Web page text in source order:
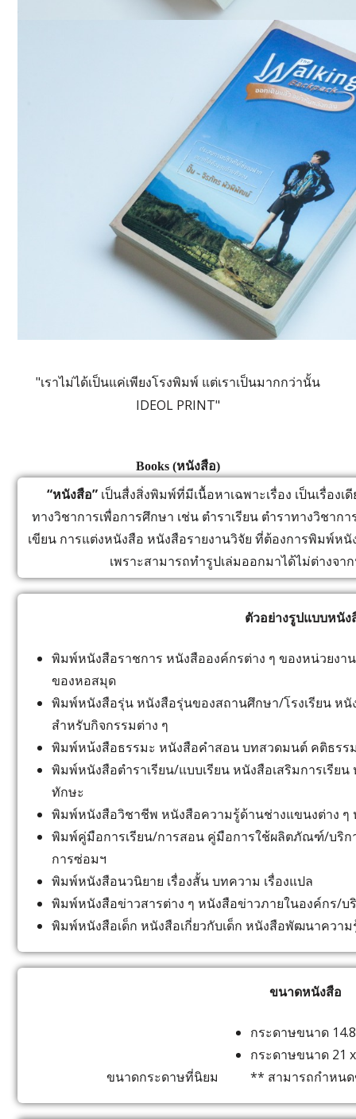
"เราไม่ได้เป็นแค่เพียงโรงพิมพ์ แต่เราเป็นมากกว่านั้น
IDEOL PRINT"
Books (หนังสือ)
“หนังสือ”เป็นสื่งสิ่งพิมพ์ที่มีเนื้อหาเฉพาะเรื่อง เป็นเรื่อง
ทางวิชาการเพื่อการศึกษา เช่น ตำราเรียน ตำราทางวิชาก
เขียน การแต่งหนังสือ หนังสือรายงานวิจัย ที่ต้องการพิมพ์หนั
เพราะสามารถทำรูปเล่มออกมาได้ไม่ต่างจ
ตัวอย่างรูปแบบหนัง
พิมพ์หนังสือราชการ หนังสือองค์กรต่าง ๆ ของหน่วยง
ของหอสมุด
พิมพ์หนังสือรุ่น หนังสือรุ่นของสถานศึกษา/โรงเรียน ห
สำหรับกิจกรรมต่าง ๆ
พิมพ์หน้งสือธรรมะ หนังสือคำสอน บทสวดมนต์ คติธรร
พิมพ์หนังสือตำราเรียน/แบบเรียน หนังสือเสริมการเรีย
ทักษะ
พิมพ์หนังสือวิชาชีพ หนังสือความรู้ด้านช่างแขนงต่าง ๆ
พิมพ์คู่มือการเรียน/การสอน คู่มือการใช้ผลิตภัณฑ์/บริ
การซ่อมฯ
พิมพ์หนังสือนวนิยาย เรื่องสั้น บทความ เรื่องแปล
พิมพ์หนังสือข่าวสารต่าง ๆ หนังสือข่าวภายในองค์กร/
พิมพ์หนังสือเด็ก หนังสือเกี่ยวกับเด็ก หนังสือพัฒนาควา
ขนาดหนังสือ
ขนาดกระดาษที่นิยม
กระดาษขนาด
กระดาษขนาด 21
** สามารถกำหน